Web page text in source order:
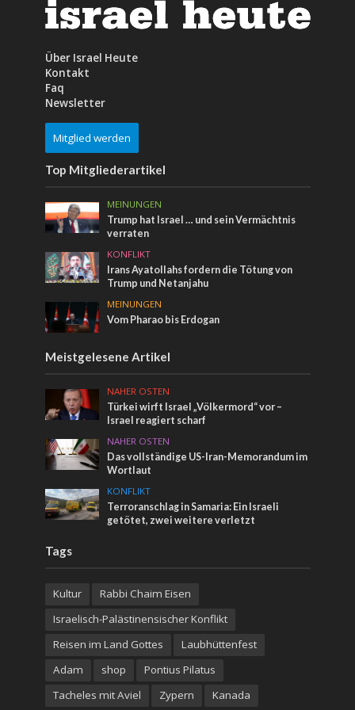
Über Israel Heute
Kontakt
Faq
Newsletter
Mitglied werden
Top Mitgliederartikel
MEINUNGEN
Trump hat Israel … und sein Vermächtnis
verraten
KONFLIKT
Irans Ayatollahs fordern die Tötung von
Trump und Netanjahu
MEINUNGEN
Vom Pharao bis Erdogan
Meistgelesene Artikel
NAHER OSTEN
Türkei wirft Israel „Völkermord“ vor –
Israel reagiert scharf
NAHER OSTEN
Das vollständige US-Iran-Memorandum im
Wortlaut
KONFLIKT
Terroranschlag in Samaria: Ein Israeli
getötet, zwei weitere verletzt
Tags
Kultur
Rabbi Chaim Eisen
Israelisch-Palästinensischer Konflikt
Reisen im Land Gottes
Laubhüttenfest
Adam
shop
Pontius Pilatus
Tacheles mit Aviel
Zypern Kanada